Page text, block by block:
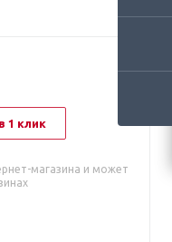
1 клик
магазина и может